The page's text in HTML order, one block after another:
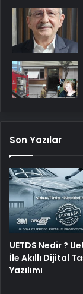
Son Yazılar
UETDS Nedir ?
İle Akıllı Dijital
Yazılımı